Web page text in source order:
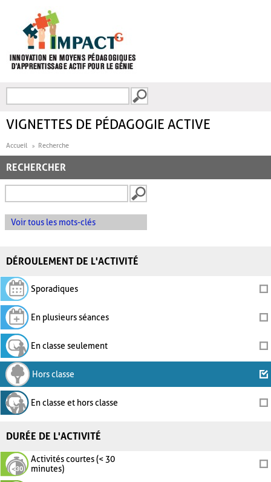
FORMULAIRE DE
VIGNETTES DE PÉDAGOGIE ACTIVE
Accueil Recherche
RECHERCHER
Voir tous les mots-clés
DÉROULEMENT DE L'ACTIVITÉ
Sporadiques
En plusieurs séances
En classe seulement
Hors classe
En classe et hors classe
DURÉE DE L'ACTIVITÉ
Activités courtes (< 30
minutes)